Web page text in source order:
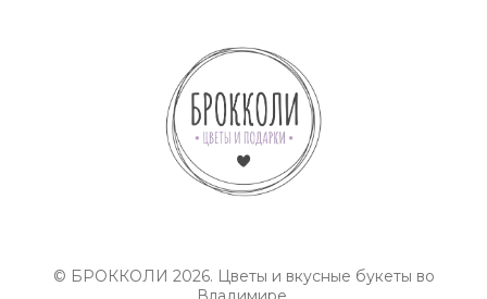
© БРОККОЛИ 2026. Цветы и вкусные букеты во